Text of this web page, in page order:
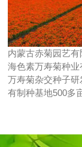
内蒙古赤菊园艺
海色素万寿菊种
万寿菊杂交种子
有制种基地500多